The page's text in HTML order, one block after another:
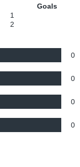
Goals
1
2
0
0
0
0